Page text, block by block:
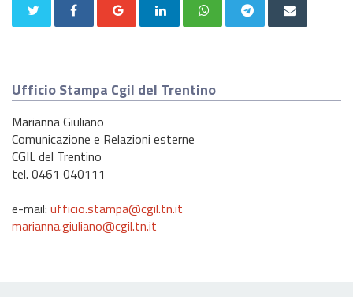
Ufficio Stampa Cgil del Trentino
Marianna Giuliano
Comunicazione e Relazioni esterne
CGIL del Trentino
tel. 0461 040111
e-mail: ufficio.stampa@cgil.tn.it
marianna.giuliano@cgil.tn.it